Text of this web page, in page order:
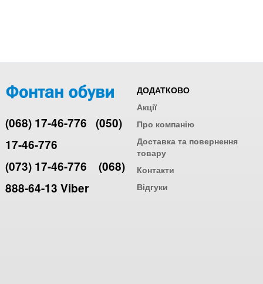
(068) 17-46-776 (050)
17-46-776
(073) 17-46-776
(068)
888-64-13 Viber
ДОДАТКОВО
Акції
Про компанію
Доставка та повернення
товару
Контакти
Відгуки